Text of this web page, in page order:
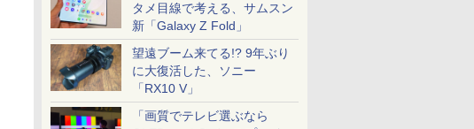
タメ目線で考える、サムスン
新「Galaxy Z Fold」
望遠ブーム来てる!? 9年ぶり
に大復活した、ソニー
「RX10 V」
「画質でテレビ選ぶなら